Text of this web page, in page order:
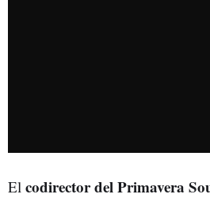
El codirector del Primavera